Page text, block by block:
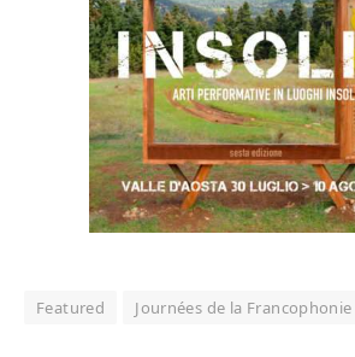
Featured Journées de la Francophonie